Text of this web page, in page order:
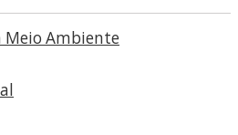
Meio Ambiente